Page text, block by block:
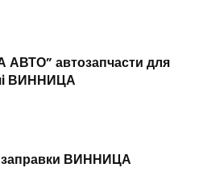
автозапчасти для
ВИННИЦА
заправки ВИННИЦА